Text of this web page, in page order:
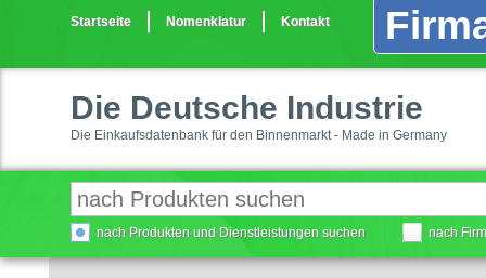
Startseite Nomenklatur Kontakt
Die Deutsche Industrie
Die Einkaufsdatenbank für den Binnenmarkt - Made in Germany
nach Produkten und Dienstleistungen suchen nach